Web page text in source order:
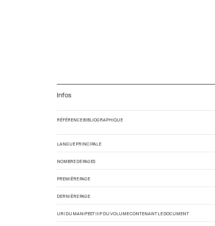
Infos
RÉFÉRENCE BIBLIOGRAPHIQUE
LANGUE PRINCIPALE
NOMBRE DE PAGES
PREMIÈRE PAGE
DERNIÈRE PAGE
URI DU MANIFEST IIIF DU VOLUME CONTENANT LE DOCUMENT